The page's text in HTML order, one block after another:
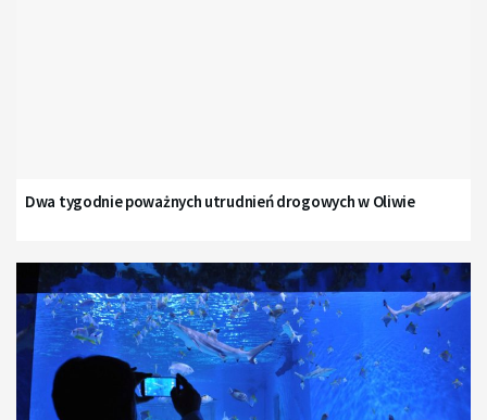
Dwa tygodnie poważnych utrudnień drogowych w Oliwie